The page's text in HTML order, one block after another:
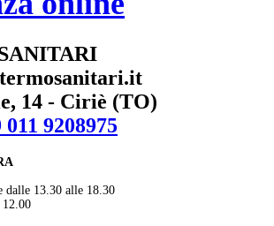
14 - Ciriè (TO)
9208975
dalle 13.30 alle 18.30
12.00